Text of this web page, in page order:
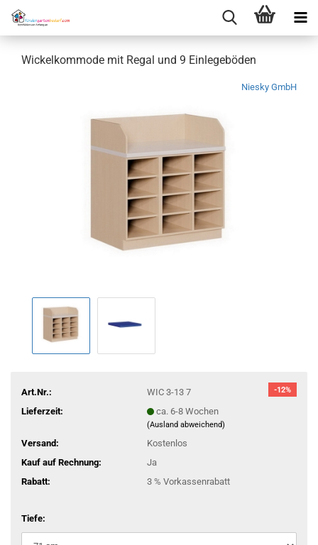
Wickelkommode mit Regal und 9 Einlegeböden
Niesky GmbH
-12%
Art.Nr.:
WIC 3-13 7
Lieferzeit:
ca. 6-8 Wochen
(Ausland abweichend)
Versand:
Kostenlos
Kauf auf Rechnung:
Ja
Rabatt:
3 % Vorkassenrabatt
Tiefe: